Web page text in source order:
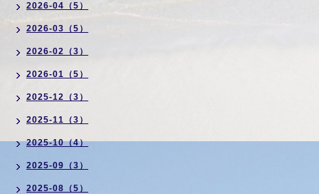
2026-04（5）
2026-03（5）
2026-02（3）
2026-01（5）
2025-12（3）
2025-11（3）
2025-10（4）
2025-09（3）
2025-08（5）